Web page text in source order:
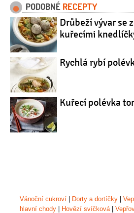
PODOBNÉ RECEPTY
Drůbeží vývar se
kuřecími
Rychlá rybí
Kuřecí polévka
Vánoční cukroví | Dorty a dortíčky |
hlavní chody | Hovězí svíčková |